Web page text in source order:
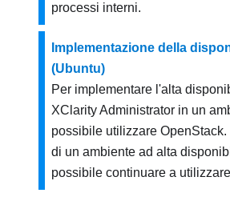
processi interni.
Implementazione della
(Ubuntu)
Per implementare l'alta
XClarity Administrator in un
possibile utilizzare
di un ambiente ad alta
possibile continuare a